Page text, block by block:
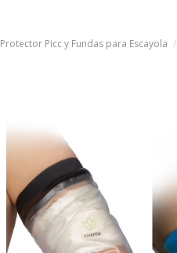
Protector Picc y Fundas para Escayola